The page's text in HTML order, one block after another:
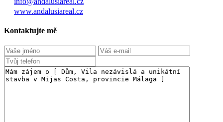
www.andalusiareal.cz
Kontaktujte mě